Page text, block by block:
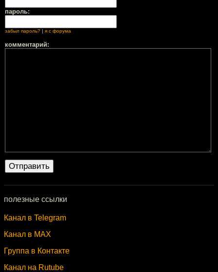
пароль:
забыл пароль? | я с форума
комментарий:
полезные ссылки
Канал в Telegram
Канал в MAX
Группа в Контакте
Канал на Rutube